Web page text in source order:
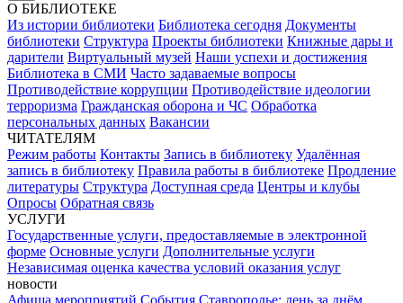
О БИБЛИОТЕКЕ
Из истории библиотеки Библиотека сегодня Документы
библиотеки Структура Проекты библиотеки Книжные дары и
дарители Виртуальный музей Наши успехи и достижения
Библиотека в СМИ Часто задаваемые вопросы
Противодействие коррупции Противодействие идеологии
терроризма Гражданская оборона и ЧС Обработка
персональных данных Вакансии
ЧИТАТЕЛЯМ
Режим работы Контакты Запись в библиотеку Удалённая
запись в библиотеку Правила работы в библиотеке Продление
литературы Структура Доступная среда Центры и клубы
Опросы Обратная связь
УСЛУГИ
Государственные услуги, предоставляемые в электронной
форме Основные услуги Дополнительные услуги
Независимая оценка качества условий оказания услуг
новости
Афиша мероприятий События Ставрополье: день за днём